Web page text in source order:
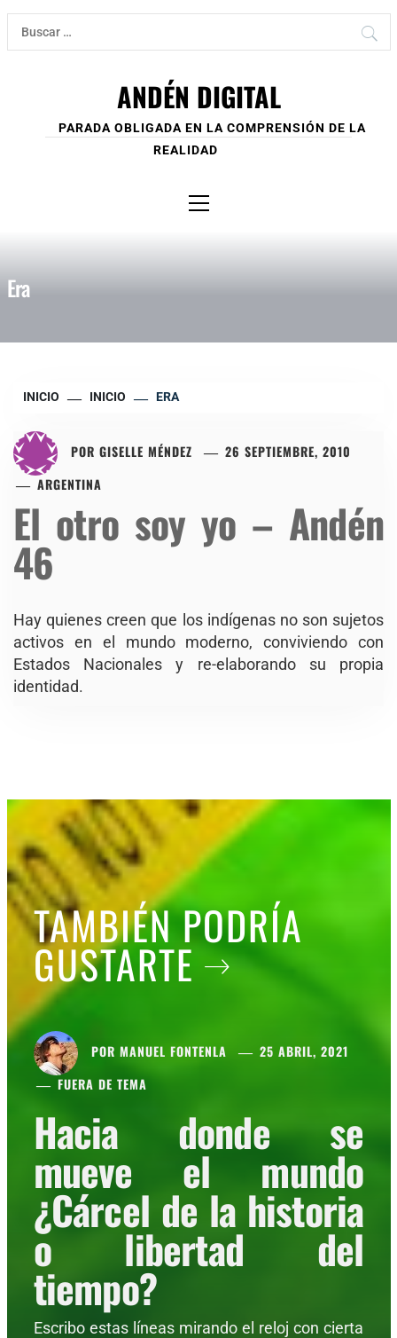
Ir
contenido
Buscar:
ANDÉN DIGITAL
PARADA OBLIGADA EN LA COMPRENSIÓN DE LA
REALIDAD
principal
Era
INICIO INICIO ERA
POR GISELLE MÉNDEZ
26 SEPTIEMBRE, 2010
ARGENTINA
El otro soy yo – Andén
46
Hay quienes creen que los indígenas no son sujetos
activos en el mundo moderno, conviviendo con
Estados Nacionales y re-elaborando su propia
identidad.
TAMBIÉN PODRÍA
GUSTARTE
POR MANUEL FONTENLA
25 ABRIL, 2021
FUERA DE TEMA
Hacia donde se
mueve el mundo
¿Cárcel de la historia
o libertad del
tiempo?
Escribo estas líneas mirando el reloj con cierta